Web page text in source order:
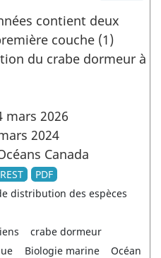
contient deux
couche (1)
du crabe dormeur à
mars 2026
2024
Canada
PDF
distribution des espèces
crabe dormeur
Biologie marine Océan